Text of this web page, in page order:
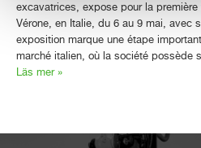
excavatrices, expose pour la première
Vérone, en Italie, du 6 au 9 mai, avec
exposition marque une étape
marché italien, où la société possède
Läs mer »